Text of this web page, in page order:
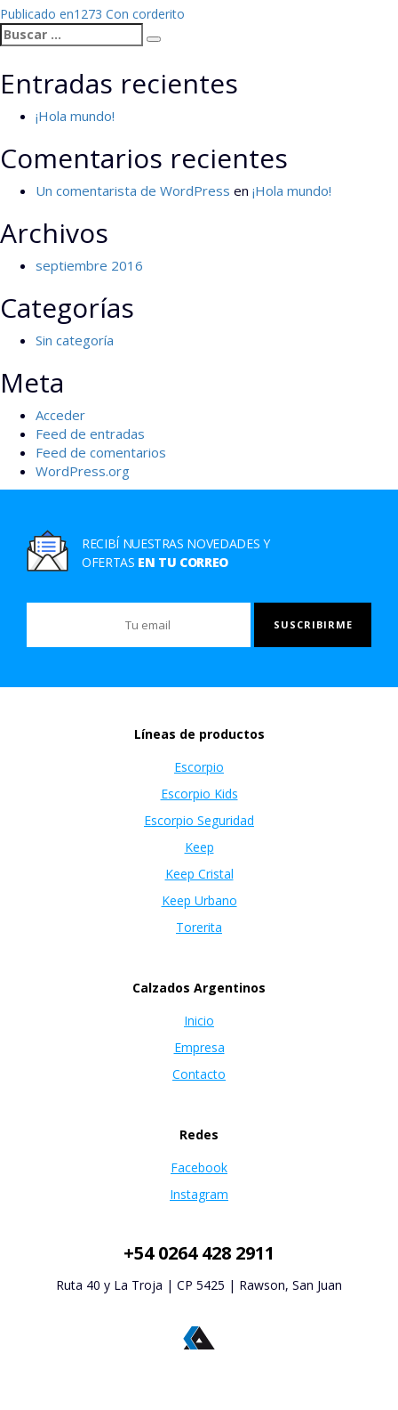
Navegación
de
entradas
Publicado en1273 Con corderito
Buscar
por:
Buscar
Entradas recientes
¡Hola mundo!
Comentarios recientes
Un comentarista de WordPress en ¡Hola mundo!
Archivos
septiembre 2016
Categorías
Sin categoría
Meta
Acceder
Feed de entradas
Feed de comentarios
WordPress.org
RECIBÍ NUESTRAS NOVEDADES Y
OFERTAS EN TU CORREO
Líneas de productos
Escorpio
Escorpio Kids
Escorpio Seguridad
Keep
Keep Cristal
Keep Urbano
Torerita
Calzados Argentinos
Inicio
Empresa
Contacto
Redes
Facebook
Instagram
+54 0264 428 2911
Ruta 40 y La Troja | CP 5425 | Rawson, San Juan